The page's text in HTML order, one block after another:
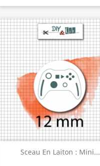
Sceau En Laiton : Mini...